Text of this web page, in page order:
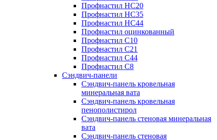
Профнастил НС20
Профнастил НС35
Профнастил НС44
Профнастил оцинкованный
Профнастил С10
Профнастил С21
Профнастил С44
Профнастил С8
Сэндвич-панели
Сэндвич-панель кровельная
минеральная вата
Сэндвич-панель кровельная
пенополистирол
Сэндвич-панель стеновая минеральная
вата
Сэндвич-панель стеновая